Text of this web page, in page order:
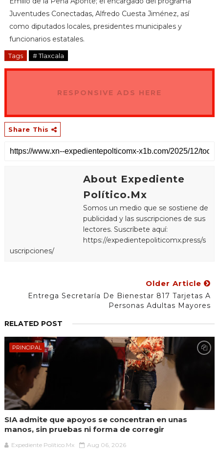
Juventudes Conectadas, Alfredo Cuesta Jiménez, así
como diputados locales, presidentes municipales y
funcionarios estatales.
Tags # Tlaxcala
RESPONSIVE ADS HERE
Share This
About Expediente
Político.Mx
Somos un medio que se sostiene de
publicidad y las suscripciones de sus
lectores. Suscríbete aquí:
https://expedientepoliticomx.press/s
uscripciones/
Older Article
Entrega Secretaría De Bienestar 817 Tarjetas A
Personas Adultas Mayores
RELATED POST
PRINCIPAL
SIA admite que apoyos se concentran en unas
manos, sin pruebas ni forma de corregir
Expediente Político.Mx Aug 06, 2026